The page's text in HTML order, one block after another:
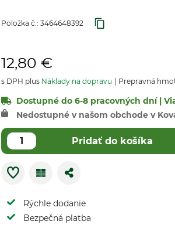
Položka č.: 3464648392
12,80 €
s DPH plus Náklady na dopravu Prepravná
Dostupné do 6-8 pracovných dní |
Nedostupné v našom obchode v
Pridať do košíka
Rýchle dodanie
Bezpečná platba